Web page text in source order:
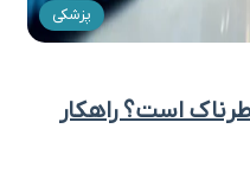
پزشکی
است؟ راهکار